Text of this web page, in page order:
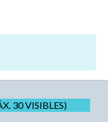
30 VISIBLES)